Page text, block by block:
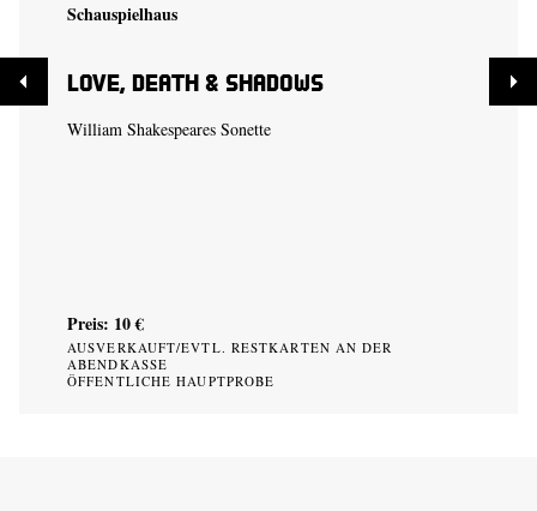
Schauspielhaus
Love, Death & Shadows
William Shakespeares Sonette
Preis: 10 €
AUSVERKAUFT/EVTL. RESTKARTEN AN DER
ABENDKASSE
ÖFFENTLICHE HAUPTPROBE